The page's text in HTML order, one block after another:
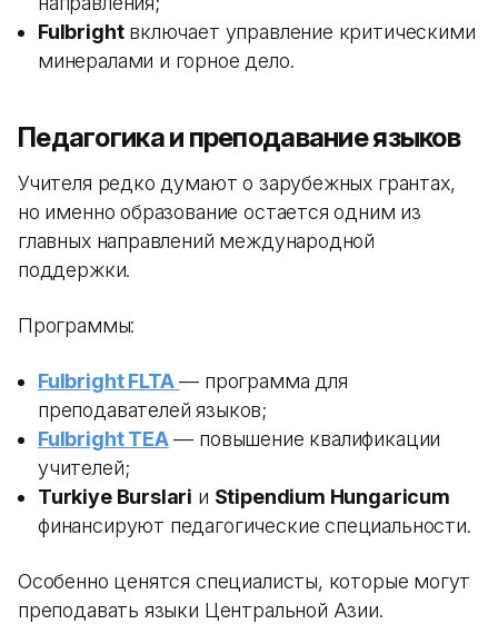
Fulbrightвключает управление критическими
минералами и горное дело.
Педагогика и преподавание языков
Учителя редко думают о зарубежных грантах,
но именно образование остается одним из
главных направлений международной
поддержки.
Программы:
Fulbright FLTA — программа для
преподавателей языков;
Fulbright TEA— повышение квалификации
учителей;
Turkiye Burslari и Stipendium Hungaricum
финансируют педагогические специальности.
Особенно ценятся специалисты, которые могут
преподавать языки Центральной Азии.